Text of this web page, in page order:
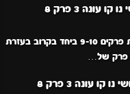
קו עונה 3 פרק 8
אנחנו עובדים על זה נעלה את פרקים 9-10 ביחד בקרוב בעזרת
נו קו עונה 3 פרק 8